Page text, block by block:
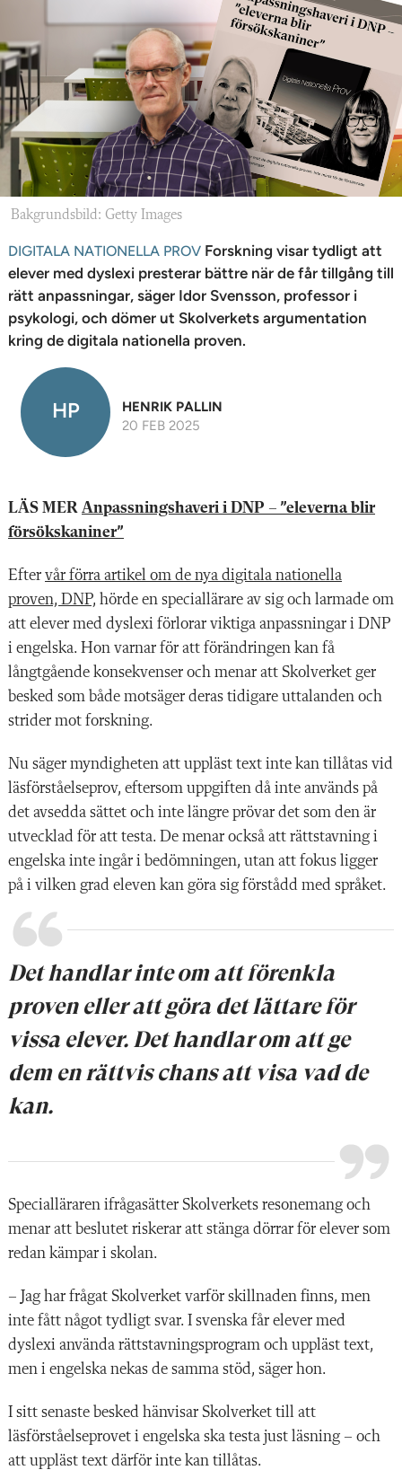
Bakgrundsbild: Getty Images
DIGITALA NATIONELLA PROV Forskning visar tydligt att
elever med dyslexi presterar bättre när de får tillgång till
rätt anpassningar, säger Idor Svensson, professor i
psykologi, och dömer ut Skolverkets argumentation
kring de digitala nationella proven.
HP
HENRIK PALLIN
20 FEB 2025
LÄS MER Anpassningshaveri i DNP – ”eleverna blir
försökskaniner”
Efter vår förra artikel om de nya digitala nationella
proven, DNP, hörde en speciallärare av sig och larmade om
att elever med dyslexi förlorar viktiga anpassningar i DNP
i engelska. Hon varnar för att förändringen kan få
långtgående konsekvenser och menar att Skolverket ger
besked som både motsäger deras tidigare uttalanden och
strider mot forskning.
Nu säger myndigheten att uppläst text inte kan tillåtas vid
läsförståelseprov, eftersom uppgiften då inte används på
det avsedda sättet och inte längre prövar det som den är
utvecklad för att testa. De menar också att rättstavning i
engelska inte ingår i bedömningen, utan att fokus ligger
på i vilken grad eleven kan göra sig förstådd med språket.
Det handlar inte om att förenkla
proven eller att göra det lättare för
vissa elever. Det handlar om att ge
dem en rättvis chans att visa vad de
kan.
Specialläraren ifrågasätter Skolverkets resonemang och
menar att beslutet riskerar att stänga dörrar för elever som
redan kämpar i skolan.
– Jag har frågat Skolverket varför skillnaden finns, men
inte fått något tydligt svar. I svenska får elever med
dyslexi använda rättstavningsprogram och uppläst text,
men i engelska nekas de samma stöd, säger hon.
I sitt senaste besked hänvisar Skolverket till att
läsförståelseprovet i engelska ska testa just läsning – och
att uppläst text därför inte kan tillåtas.